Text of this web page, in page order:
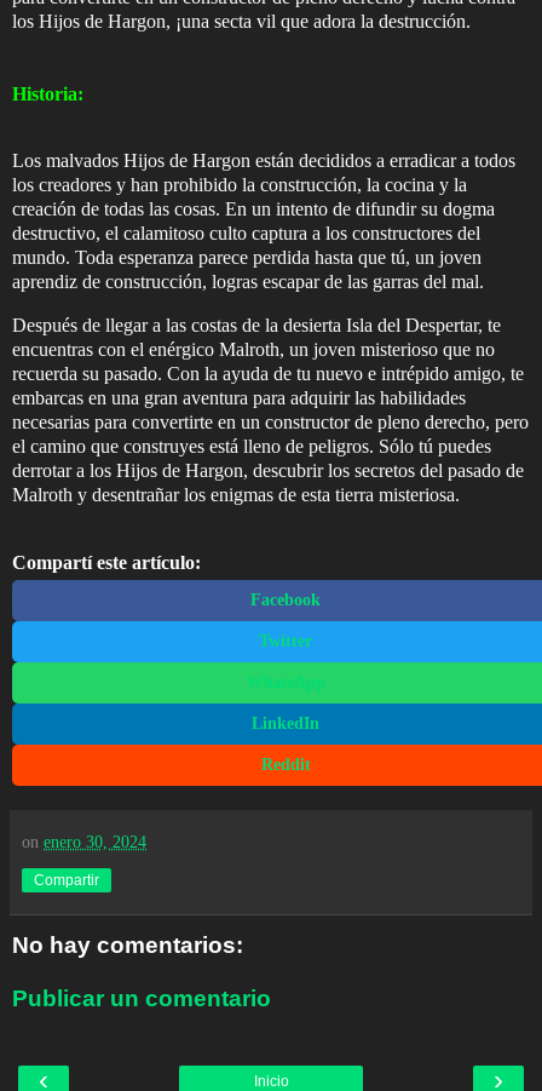
los Hijos de Hargon, ¡una secta vil que adora la destrucción.
Historia:
Los malvados Hijos de Hargon están decididos a erradicar a todos
los creadores y han prohibido la construcción, la cocina y la
creación de todas las cosas. En un intento de difundir su dogma
destructivo, el calamitoso culto captura a los constructores del
mundo. Toda esperanza parece perdida hasta que tú, un joven
aprendiz de construcción, logras escapar de las garras del mal.
Después de llegar a las costas de la desierta Isla del Despertar, te
encuentras con el enérgico Malroth, un joven misterioso que no
recuerda su pasado. Con la ayuda de tu nuevo e intrépido amigo, te
embarcas en una gran aventura para adquirir las habilidades
necesarias para convertirte en un constructor de pleno derecho, pero
el camino que construyes está lleno de peligros. Sólo tú puedes
derrotar a los Hijos de Hargon, descubrir los secretos del pasado de
Malroth y desentrañar los enigmas de esta tierra misteriosa.
Compartí este artículo:
Facebook
Twitter
WhatsApp
LinkedIn
Reddit
on enero 30, 2024
Compartir
No hay comentarios:
Publicar un comentario
‹ ›
Inicio